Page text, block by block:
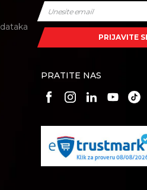
PRIJAVITE
PRATITE NAS